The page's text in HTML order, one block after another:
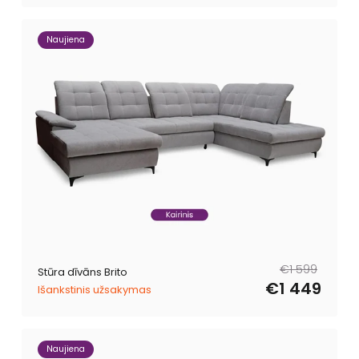
Naujiena
Stūra dīvāns Brito
Išankstinis užsakymas
Parastā
cena
€1 599
Pārdošanas
cena€1 449
Naujiena